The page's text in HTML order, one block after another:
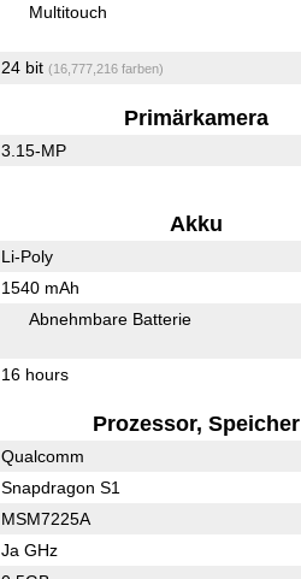
Multitouch
24 bit (16,777,216 farben)
Primärkamera
3.15-MP
Akku
Li-Poly
1540 mAh
Abnehmbare Batterie
16 hours
Prozessor, Speicher
Qualcomm
Snapdragon S1
MSM7225A
Ja GHz